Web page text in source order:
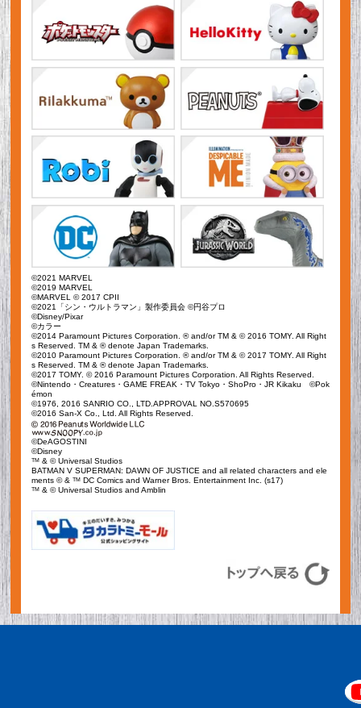
©2021 MARVEL
©2019 MARVEL
©MARVEL © 2017 CPII
©2021「シン・ウルトラマン」製作委員会 ©円谷プロ
©Disney/Pixar
©カラー
©2014 Paramount Pictures Corporation. ® and/or TM & © 2016 TOMY. All Right
s Reserved. TM & ® denote Japan Trademarks.
©2010 Paramount Pictures Corporation. ® and/or TM & © 2017 TOMY. All Right
s Reserved. TM & ® denote Japan Trademarks.
©2017 TOMY. © 2016 Paramount Pictures Corporation. All Rights Reserved.
©Nintendo・Creatures・GAME FREAK・TV Tokyo・ShoPro・JR Kikaku ©Pok
émon
©1976, 2016 SANRIO CO., LTD.APPROVAL NO.S570695
©2016 San-X Co., Ltd. All Rights Reserved.
©DeAGOSTINI
©Disney
TM& © Universal Studios
BATMAN V SUPERMAN: DAWN OF JUSTICE and all related characters and ele
ments © & TMDC Comics and Warner Bros. Entertainment Inc. (s17)
TM& © Universal Studios and Amblin